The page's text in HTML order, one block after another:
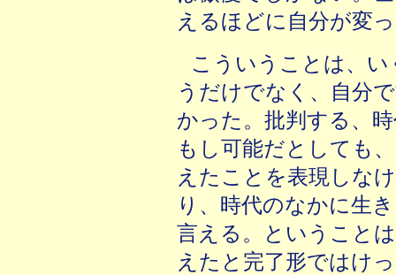
えるほどに自分が変
こういうことは、
うだけでなく、自分
かった。批判する、
もし可能だとしても
えたことを表現しな
り、時代のなかに生
言える。ということ
えたと完了形ではけ